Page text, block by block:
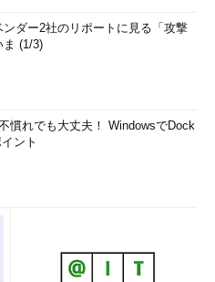
ンダー2社のリポートに見る「攻撃
ま (1/3)
慣れでも大丈夫！ WindowsでDock
ント